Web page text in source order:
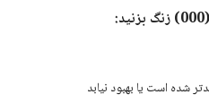
شده است یا بهبود نیابد